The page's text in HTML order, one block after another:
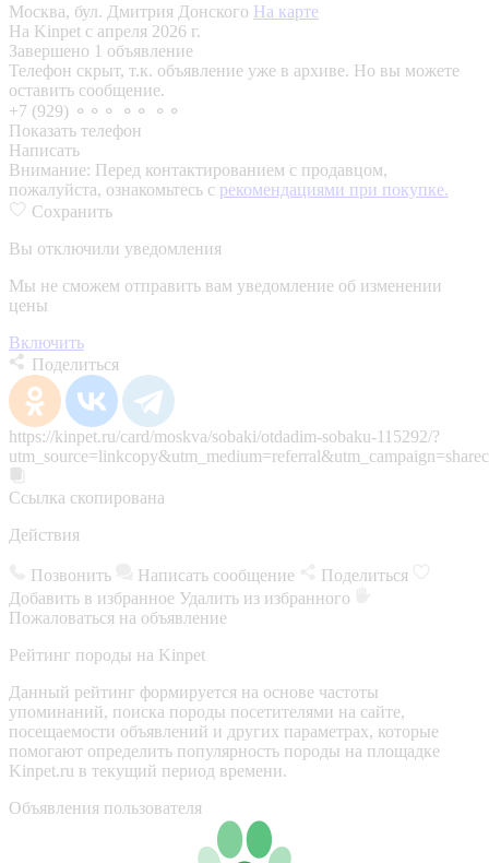
Москва, бул. Дмитрия Донского На карте
На Kinpet c апреля 2026 г.
Завершено 1 объявление
Телефон скрыт, т.к. объявление уже в архиве. Но вы можете
оставить сообщение.
+7 (929) ⚬⚬⚬ ⚬⚬ ⚬⚬
Показать телефон
Написать
Внимание: Перед контактированием с продавцом,
пожалуйста, ознакомьтесь с рекомендациями при покупке.
Сохранить
Вы отключили уведомления
Мы не сможем отправить вам уведомление об изменении
цены
Включить
Поделиться
https://kinpet.ru/card/moskva/sobaki/otdadim-sobaku-115292/?
Ссылка скопирована
Действия
Позвонить Написать сообщение
Поделиться
Добавить в избранное Удалить из избранного
Пожаловаться на объявление
Рейтинг породы на Kinpet
Данный рейтинг формируется на основе частоты
упоминаний, поиска породы посетителями на сайте,
посещаемости объявлений и других параметрах, которые
помогают определить популярность породы на площадке
Kinpet.ru в текущий период времени.
Объявления пользователя